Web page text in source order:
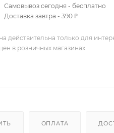
Самовывоз сегодня - бесплатно
Доставка завтра - 390 ₽
действительна только для
в розничных магазинах
ОПЛАТА